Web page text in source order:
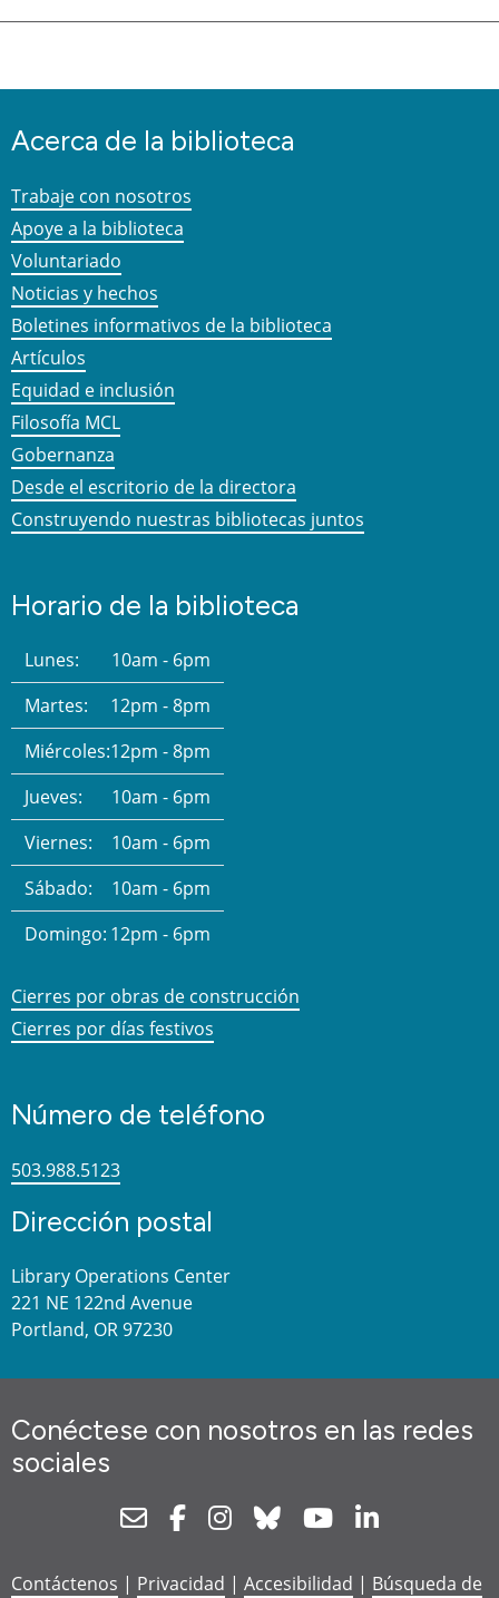
Acerca de la biblioteca
Trabaje con nosotros
Apoye a la biblioteca
Voluntariado
Noticias y hechos
Boletines informativos de la biblioteca
Artículos
Equidad e inclusión
Filosofía MCL
Gobernanza
Desde el escritorio de la directora
Construyendo nuestras bibliotecas juntos
Horario de la biblioteca
Lunes:
10am - 6pm
Martes:
12pm - 8pm
Miércoles:12pm - 8pm
Jueves:
10am - 6pm
Viernes:
10am - 6pm
Sábado:
10am - 6pm
Domingo: 12pm - 6pm
Cierres por obras de construcción
Cierres por días festivos
Número de teléfono
503.988.5123
Dirección postal
Library Operations Center
221 NE 122nd Avenue
Portland, OR 97230
Conéctese con nosotros en las redes
sociales
NewsletterFacebookInstagram
Bluesky Youtube
Contáctenos | Privacidad | Accesibilidad | Búsqueda de